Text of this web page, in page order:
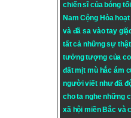
chiến sĩ của bóng
Nam Cộng Hòa
và đã sa vào tay
tất cả những sự
tưởng tượng của
đất mịt mù hắc ám
người viết như đã
cho ta nghe những
xã hội miền Bắc và